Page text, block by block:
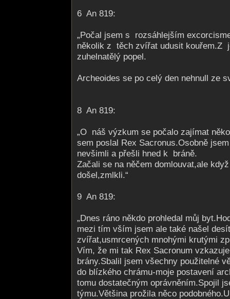
6 An 819:
„Počal jsem s rozsáhlejším
několik z těch zvířat udusit kouřem.Z
zuhelnatělý popel.
Archeoides se po celý den nehnull ze
8 An 819:
„O náš výzkum se počalo zajímat
sem poslal Rex Sacronus.Osobně
nevšimli a přešli hned k bráně.
Začali se na něčem domlouvat,ale
došel,zmlkli.“
9 An 819:
„Dnes ráno někdo prohledal můj
mezi tím vším jsem ale také našel
zvířat,usmrcených mnohými krutými
Vím, že mi tak Rex Sacronum
brány.Sbalil jsem všechny použitelné
do blízkého chrámu-moje postavení
tomu dostatečným oprávněním.Spojil
týmu.Většina prožila něco